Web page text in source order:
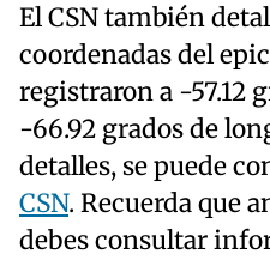
El CSN también
coordenadas del
registraron a -57.12
-66.92 grados de
detalles, se puede
CSN. Recuerda que
debes consultar